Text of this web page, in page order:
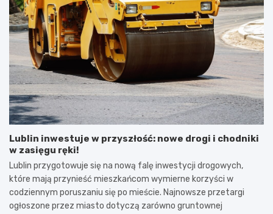
Lublin inwestuje w przyszłość: nowe drogi i chodniki
w zasięgu ręki!
Lublin przygotowuje się na nową falę inwestycji drogowych,
które mają przynieść mieszkańcom wymierne korzyści w
codziennym poruszaniu się po mieście. Najnowsze przetargi
ogłoszone przez miasto dotyczą zarówno gruntownej